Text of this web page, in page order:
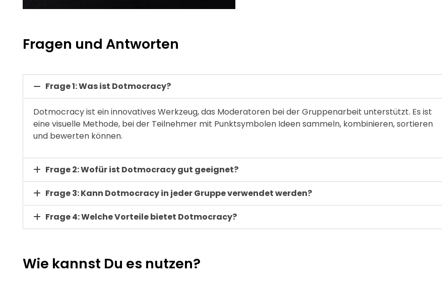
Fragen und Antworten
Frage 1: Was ist Dotmocracy?
Dotmocracy ist ein innovatives Werkzeug, das Moderatoren bei der Gruppenarbeit unterstützt. Es ist
eine visuelle Methode, bei der Teilnehmer mit Punktsymbolen Ideen sammeln, kombinieren, sortieren
und bewerten können.
Frage 2: Wofür ist Dotmocracy gut geeignet?
Frage 3: Kann Dotmocracy in jeder Gruppe verwendet werden?
Frage 4: Welche Vorteile bietet Dotmocracy?
Wie kannst Du es nutzen?